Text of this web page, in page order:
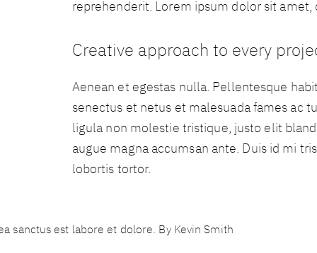
reprehenderit. Lorem ipsum dolor sit
Creative approach to every
Aenean et egestas nulla. Pellentesque
senectus et netus et malesuada fames ac
ligula non molestie tristique, justo elit
augue magna accumsan ante. Duis id mi
lobortis tortor.
sanctus est labore et dolore. By Kevin Smith